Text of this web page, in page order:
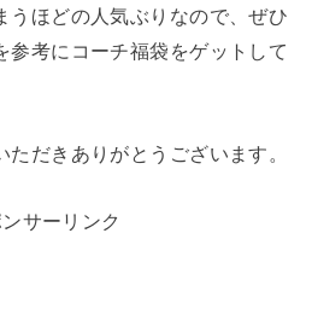
うほどの人気ぶりなので、ぜひ
参考にコーチ福袋をゲットして
だきありがとうございます。
サーリンク